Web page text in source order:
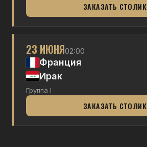
ЗАКАЗАТЬ СТОЛИК
23 ИЮНЯ02:00
Франция
Ирак
Группа I
ЗАКАЗАТЬ СТОЛИК